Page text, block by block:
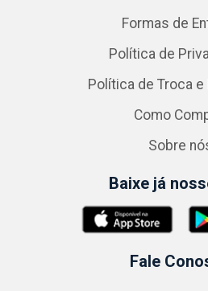
Formas de
Política de
Política de Troca
Como
Sobre
Baixe já
Fale